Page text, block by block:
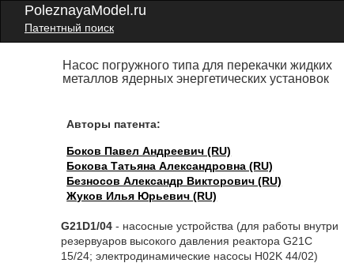
PoleznayaModel.ru
Патентный поиск
Насос погружного типа для перекачки жидких
металлов ядерных энергетических установок
Авторы патента:
Боков Павел Андреевич (RU)
Бокова Татьяна Александровна (RU)
Безносов Александр Викторович (RU)
Жуков Илья Юрьевич (RU)
G21D1/04 - насосные устройства (для работы внутри
резервуаров высокого давления реактора G21C
15/24; электродинамические насосы H02K 44/02)